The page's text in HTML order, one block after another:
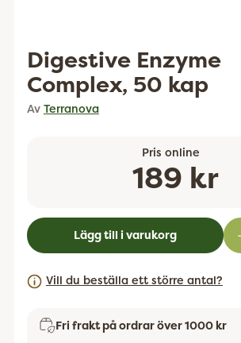
Digestive Enzyme
Complex, 50 kap
Av Terranova
Pris online
pris
189 kr
Lägg till i varukorg
Vill du beställa ett större antal?
Fri frakt på ordrar över 1000 kr